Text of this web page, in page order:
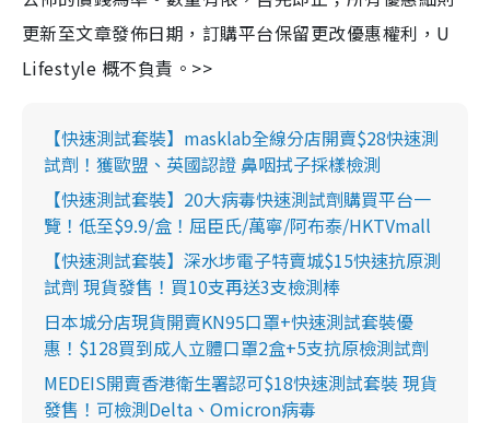
更新至文章發佈日期，訂購平台保留更改優惠權利，U
Lifestyle 概不負責。>>
【快速測試套裝】masklab全線分店開賣$28快速測
試劑！獲歐盟、英國認證 鼻咽拭子採樣檢測
【快速測試套裝】20大病毒快速測試劑購買平台一
覽！低至$9.9/盒！屈臣氏/萬寧/阿布泰/HKTVmall
【快速測試套裝】深水埗電子特賣城$15快速抗原測
試劑 現貨發售！買10支再送3支檢測棒
日本城分店現貨開賣KN95口罩+快速測試套裝優
惠！$128買到成人立體口罩2盒+5支抗原檢測試劑
MEDEIS開賣香港衛生署認可$18快速測試套裝 現貨
發售！可檢測Delta、Omicron病毒